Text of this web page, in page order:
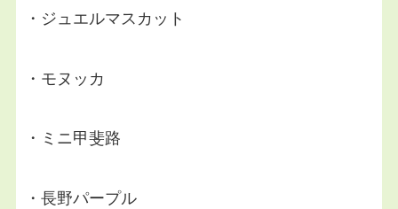
・ジュエルマスカット
・モヌッカ
・ミニ甲斐路
・長野パープル